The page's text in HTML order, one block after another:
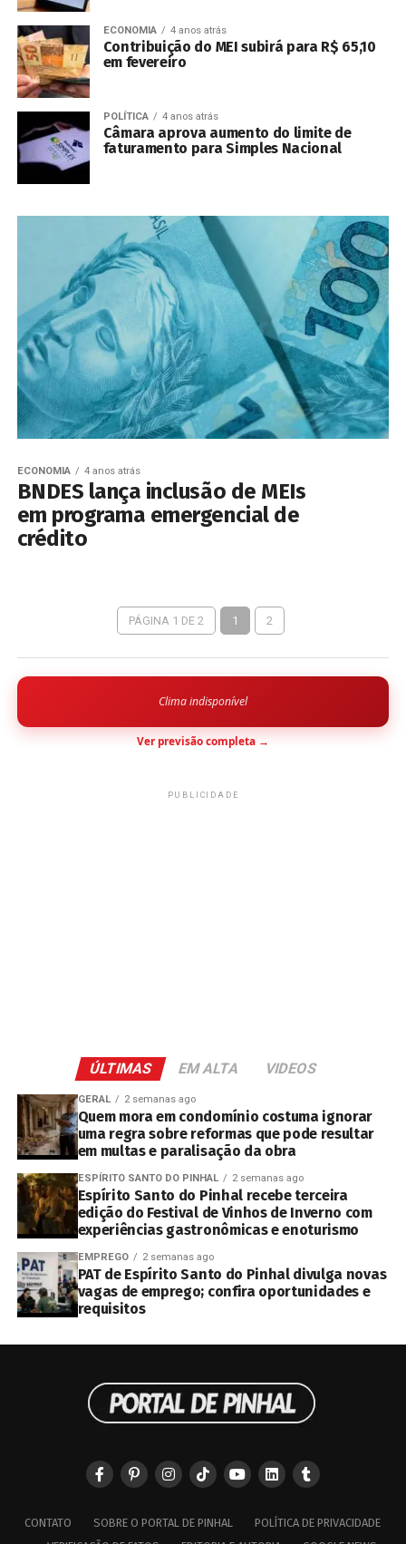
ECONOMIA 4 anos atrás
Contribuição do MEI subirá para R$ 65,10
em fevereiro
POLÍTICA 4 anos atrás
Câmara aprova aumento do limite de
faturamento para Simples Nacional
ECONOMIA 4 anos atrás
BNDES lança inclusão de MEIs
em programa emergencial de
crédito
PÁGINA 1 DE 2 1 2
Clima indisponível
Ver previsão completa →
PUBLICIDADE
ÚLTIMAS EM ALTA VIDEOS
GERAL 2 semanas ago
Quem mora em condomínio costuma ignorar
uma regra sobre reformas que pode resultar
em multas e paralisação da obra
ESPÍRITO SANTO DO PINHAL 2 semanas ago
Espírito Santo do Pinhal recebe terceira
edição do Festival de Vinhos de Inverno com
experiências gastronômicas e enoturismo
EMPREGO 2 semanas ago
PAT de Espírito Santo do Pinhal divulga novas
vagas de emprego; confira oportunidades e
requisitos
CONTATO SOBRE O PORTAL DE PINHAL
POLÍTICA DE PRIVACIDADE